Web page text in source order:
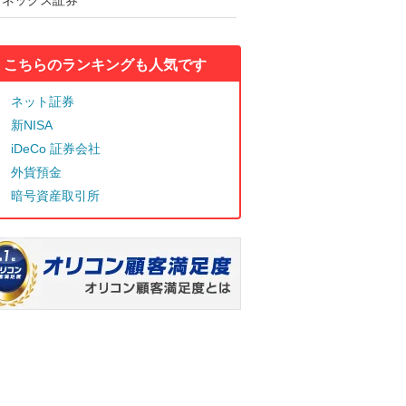
こちらのランキングも人気です
ネット証券
新NISA
iDeCo 証券会社
外貨預金
暗号資産取引所